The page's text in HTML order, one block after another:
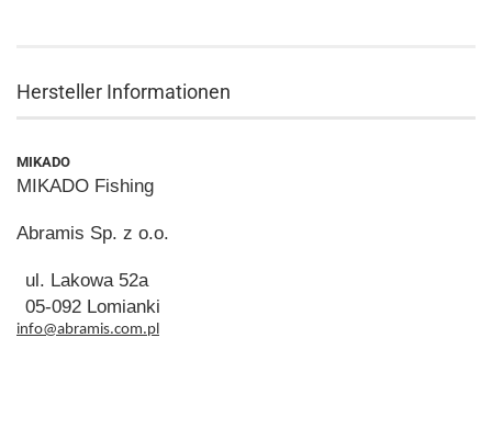
Hersteller Informationen
MIKADO
MIKADO Fishing
Abramis Sp. z o.o.
ul. Lakowa 52a
05-092 Lomianki
info@abramis.com.pl